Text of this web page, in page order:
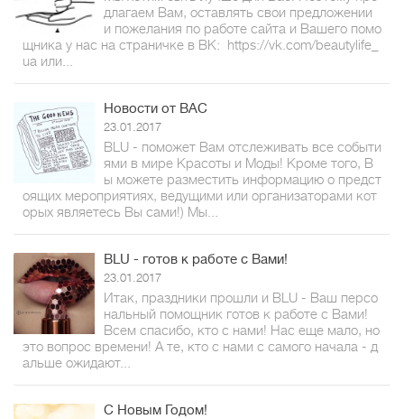
длагаем Вам, оставлять свои предложении
и пожелания по работе сайта и Вашего помо
щника у нас на страничке в ВК: https://vk.com/beautylife_
ua или...
Новости от ВАС
23.01.2017
BLU - поможет Вам отслеживать все событи
ями в мире Красоты и Моды! Кроме того, В
ы можете разместить информацию о предст
оящих мероприятиях, ведущими или организаторами кот
орых являетесь Вы сами!) Мы...
BLU - готов к работе с Вами!
23.01.2017
Итак, праздники прошли и BLU - Ваш персо
нальный помощник готов к работе с Вами!
Всем спасибо, кто с нами! Нас еще мало, но
это вопрос времени! А те, кто с нами с самого начала - д
альше ожидают...
С Новым Годом!